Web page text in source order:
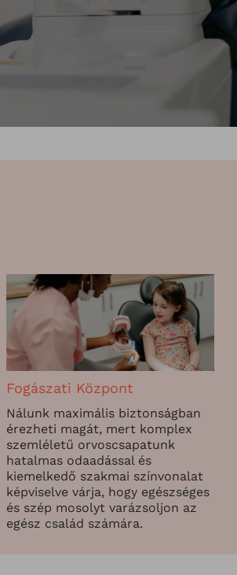
Fogászati Központ
Nálunk maximális biztonságban
érezheti magát, mert komplex
szemléletű orvoscsapatunk
hatalmas odaadással és
kiemelkedő szakmai színvonalat
képviselve várja, hogy egészséges
és szép mosolyt varázsoljon az
egész család számára.